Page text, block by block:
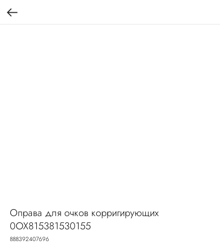
Оправа для очков корригирующих
0OX815381530155
888392407696